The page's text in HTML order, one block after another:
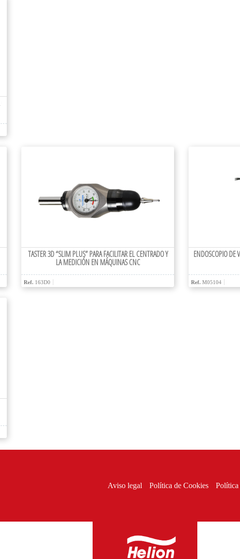
TASTER 3D “SLIM PLUS” PARA FACILITAR EL CENTRADO Y
LA MEDICIÓN EN MÁQUINAS CNC
Ref. 163D0
ENDOSCOPIO DE
Ref. M05104
Aviso legal Política de Cookies Política